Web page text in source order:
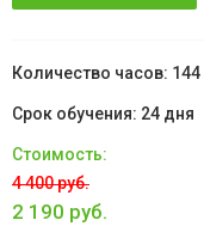
144
24 дня
4 400 руб.
2 190 руб.